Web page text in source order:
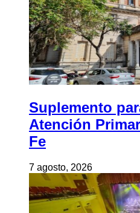
Suplemento
Atención
Fe
7 agosto, 2026